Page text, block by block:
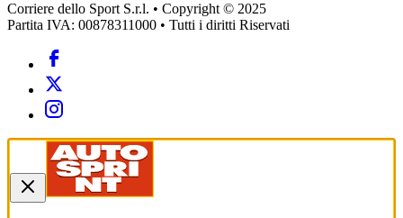
Corriere dello Sport S.r.l. • Copyright © 2025
Partita IVA: 00878311000 • Tutti i diritti Riservati